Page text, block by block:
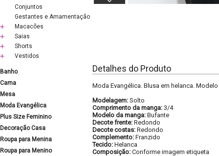
Conjuntos
Gestantes e Amamentação
Macacões
Saias
Shorts
Vestidos
Banho
Cama
Mesa
Moda Evangélica
Plus Size Feminino
Decoração Casa
Roupa para Menina
Roupa para Menino
Detalhes do Produto
Moda Evangélica. Blusa em helanca.
Modelagem: Solto
Comprimento da manga: 3/4
Modelo da manga: Bufante
Decote frente: Redondo
Decote costas: Redondo
Complemento: Franzido
Tecido: Helanca
Composição: Conforme imagem etiqueta